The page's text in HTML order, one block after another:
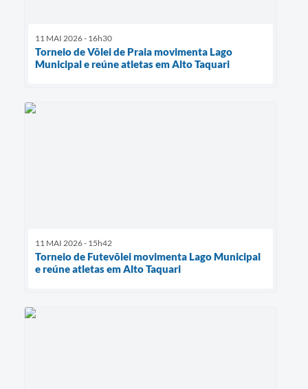
11 MAI 2026 - 16h30
Torneio de Vôlei de Praia movimenta Lago
Municipal e reúne atletas em Alto Taquari
11 MAI 2026 - 15h42
Torneio de Futevôlei movimenta Lago Municipal
e reúne atletas em Alto Taquari